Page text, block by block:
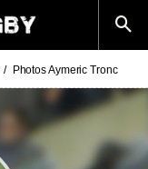
Photos Aymeric Tronc